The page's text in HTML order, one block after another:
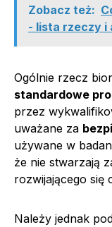
Zobacz też:
- lista rzeczy i
Ogólnie rzecz
standardowe
przez
uważane za
używane w
że nie stwarzają
rozwijającego się
Należy jednak